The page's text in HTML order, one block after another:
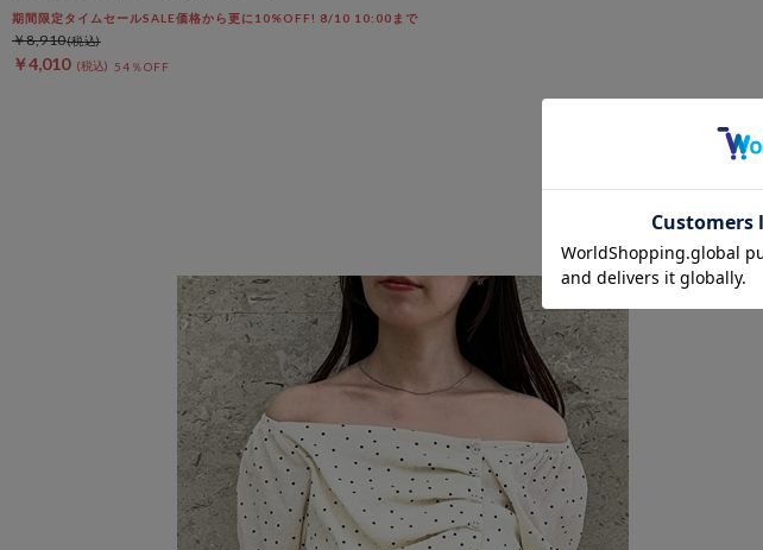
期間限定タイムセールSALE価格から更に10%OFF! 8/10 10:00まで
￥4,010 54％OFF
￥8,910